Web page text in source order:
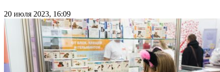
20 июля 2023, 16:09